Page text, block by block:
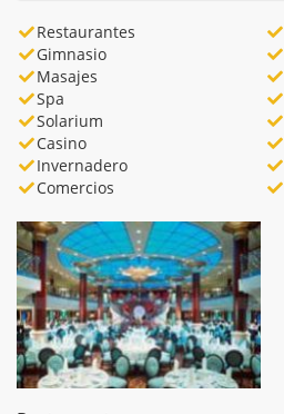
Restaurantes
Gimnasio
Masajes
Spa
Solarium
Casino
Invernadero
Comercios